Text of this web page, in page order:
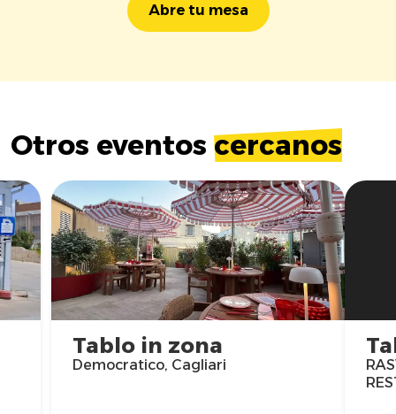
Abre tu mesa
Otros eventos cercanos
Tablo in zona
Democratico, Cagliari